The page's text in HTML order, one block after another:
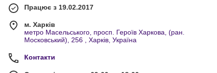
Працює з 19.02.2017
м. Харків
метро Масельського, просп. Героїв Харкова, (ран.
Московський), 256 , Харків, Україна
Контакти